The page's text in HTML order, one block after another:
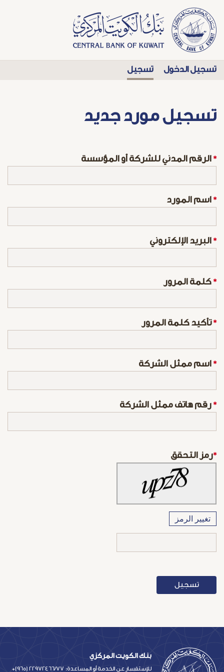
تسجيل الدخول تسجيل
تسجيل مورد جديد
* الرقم المدني للشركة أو المؤسسة
* اسم المورد
* البريد الإلكتروني
*كلمة المرور
*تأكيد كلمة المرور
* اسم ممثل الشركة
*رقم هاتف ممثل الشركة
*رمز التحقق
تغيير الرمز
بنك الكويت المركزي
للإستفسار عن الخدمة أو المساعدة: +(965) 22972466/77